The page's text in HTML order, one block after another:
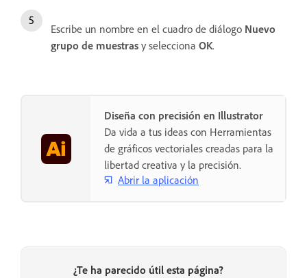
Escribe un nombre en el cuadro de diálogo Nuevo
grupo de muestras y selecciona OK.
Diseña con precisión en Illustrator
Da vida a tus ideas con Herramientas
de gráficos vectoriales creadas para la
libertad creativa y la precisión.
Abrir la aplicación
¿Te ha parecido útil esta página?